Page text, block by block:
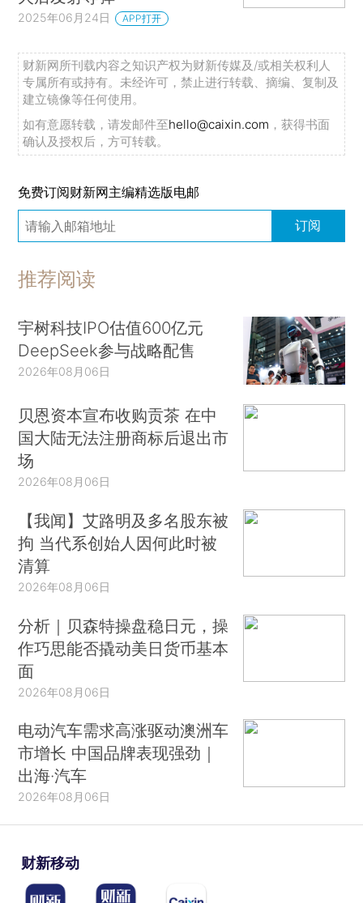
2025年06月24日 APP打开
财新网所刊载内容之知识产权为财新传媒及/或相关权利人
专属所有或持有。未经许可，禁止进行转载、摘编、复制及
建立镜像等任何使用。
如有意愿转载，请发邮件至hello@caixin.com ，获得书面
确认及授权后，方可转载。
免费订阅财新网主编精选版电邮
订阅
推荐阅读
宇树科技IPO估值600亿元
DeepSeek参与战略配售
2026年08月06日
贝恩资本宣布收购贡茶 在中
国大陆无法注册商标后退出市
场
2026年08月06日
【我闻】艾路明及多名股东被
拘 当代系创始人因何此时被
清算
2026年08月06日
分析｜贝森特操盘稳日元，操
作巧思能否撬动美日货币基本
面
2026年08月06日
电动汽车需求高涨驱动澳洲车
市增长 中国品牌表现强劲｜
出海·汽车
2026年08月06日
财新移动